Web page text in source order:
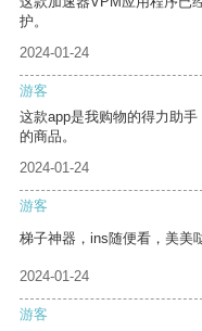
护。
2024-01-24
游客
这款app是我购物的得力助
的商品。
2024-01-24
游客
梯子神器，ins随便看，美美
2024-01-24
游客